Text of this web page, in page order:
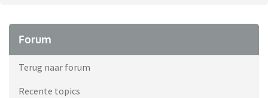
Forum
Terug naar forum
Recente topics